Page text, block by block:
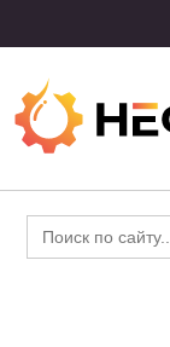
Search
for: